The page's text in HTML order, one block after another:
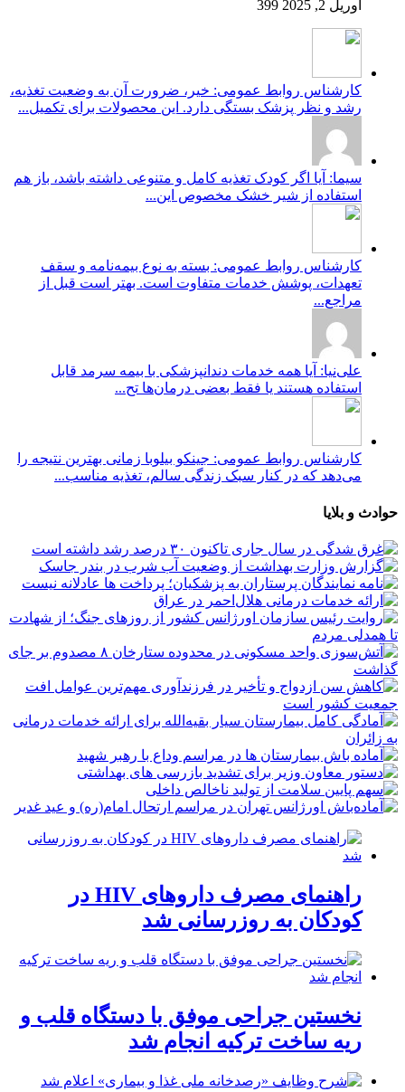
آوریل 2, 2025 399
کارشناس روابط عمومی: خیر، ضرورت آن به وضعیت تغذیه،
رشد و نظر پزشک بستگی دارد. این محصولات برای تکمیل...
سیما: آیا اگر کودک تغذیه کامل و متنوعی داشته باشد، باز هم
استفاده از شیر خشک مخصوص این...
کارشناس روابط عمومی: بسته به نوع بیمه‌نامه و سقف
تعهدات، پوشش خدمات متفاوت است. بهتر است قبل از
مراجع...
علی‌نیا: آیا همه خدمات دندانپزشکی با بیمه سرمد قابل
استفاده هستند یا فقط بعضی درمان‌ها تح...
کارشناس روابط عمومی: جینکو بیلوبا زمانی بهترین نتیجه را
می‌دهد که در کنار سبک زندگی سالم، تغذیه مناسب...
حوادث و بلایا
راهنمای مصرف داروهای HIV در
کودکان به روزرسانی شد
نخستین جراحی موفق با دستگاه قلب و
ریه ساخت ترکیه انجام شد